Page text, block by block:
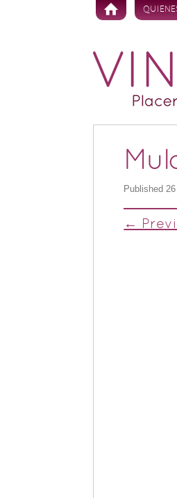
Skip to content
Published
←